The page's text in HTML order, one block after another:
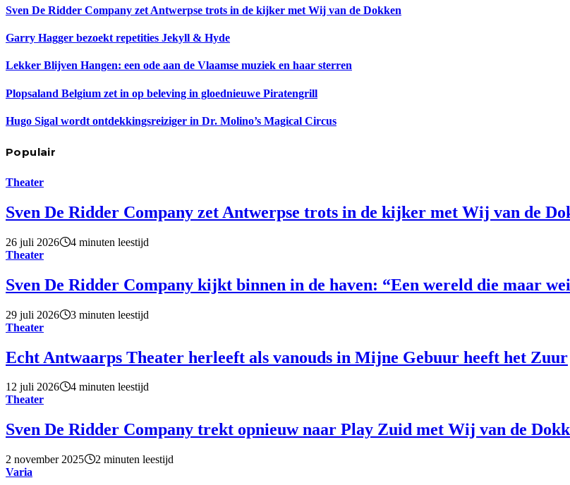
Sven De Ridder Company zet Antwerpse trots in de kijker met Wij van de Dokken
Garry Hagger bezoekt repetities Jekyll & Hyde
Lekker Blijven Hangen: een ode aan de Vlaamse muziek en haar sterren
Plopsaland Belgium zet in op beleving in gloednieuwe Piratengrill
Hugo Sigal wordt ontdekkingsreiziger in Dr. Molino’s Magical Circus
Populair
Theater
Sven De Ridder Company zet Antwerpse trots in de kijker met Wij van de
26 juli 2026
4 minuten leestijd
Theater
Sven De Ridder Company kijkt binnen in de haven: “Een wereld die maar
29 juli 2026
3 minuten leestijd
Theater
Echt Antwaarps Theater herleeft als vanouds in Mijne Gebuur heeft het Zuur
12 juli 2026
4 minuten leestijd
Theater
Sven De Ridder Company trekt opnieuw naar Play Zuid met Wij van de
2 november 2025
2 minuten leestijd
Varia